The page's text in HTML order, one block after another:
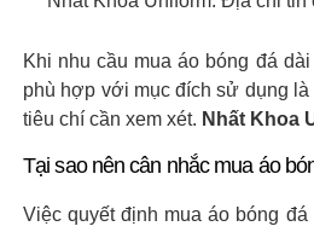
Khi nhu cầu mua áo bóng đá
phù hợp với mục đích sử dụng
tiêu chí cần xem xét. Nhất Khoa
Tại sao nên cân nhắc mua áo
Việc quyết định mua áo bóng